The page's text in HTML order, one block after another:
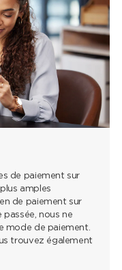
Vous recevrez
par e-mail.
de paiement sur
amples
de paiement sur
nous ne
mode de paiement.
trouvez également